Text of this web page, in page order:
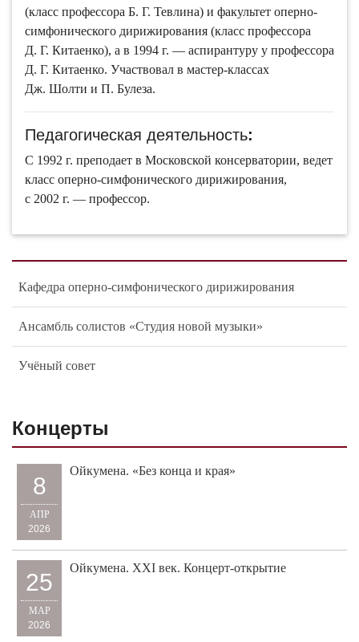
Кафедра оперно-симфонического дирижирования
Ансамбль солистов «Студия новой музыки»
Учёный совет
(класс профессора Б. Г. Тевлина) и факультет оперно-
симфонического дирижирования (класс профессора
Д. Г. Китаенко), а в 1994 г. — аспирантуру у профессора
Д. Г. Китаенко. Участвовал в мастер-классах
Дж. Шолти и П. Булеза.
Педагогическая деятельность:
С 1992 г. преподает в Московской консерватории, ведет
класс оперно-симфонического дирижирования,
с 2002 г. — профессор.
Концерты
8
АПР
2026
Ойкумена. «Без конца и края»
25
МАР
2026
Ойкумена. XXI век. Концерт-открытие